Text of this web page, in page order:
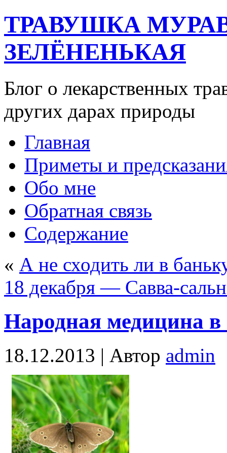
ТРАВУШКА
ЗЕЛЁНЕНЬКАЯ
Блог о лекарственных
других дарах природы
Главная
Приметы и
Обо мне
Обратная связь
Содержание
« А не сходить ли в
18 декабря — Савва-
Народная медицина
18.12.2013 | Автор admin